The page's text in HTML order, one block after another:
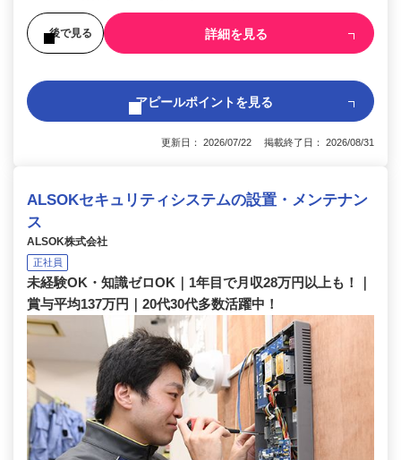
後で見る 詳細を見る
アピールポイントを見る
更新日： 2026/07/22 掲載終了日： 2026/08/31
ALSOKセキュリティシステムの設置・メンテナン
ス
ALSOK株式会社
正社員
未経験OK・知識ゼロOK｜1年目で月収28万円以上も！｜
賞与平均137万円｜20代30代多数活躍中！